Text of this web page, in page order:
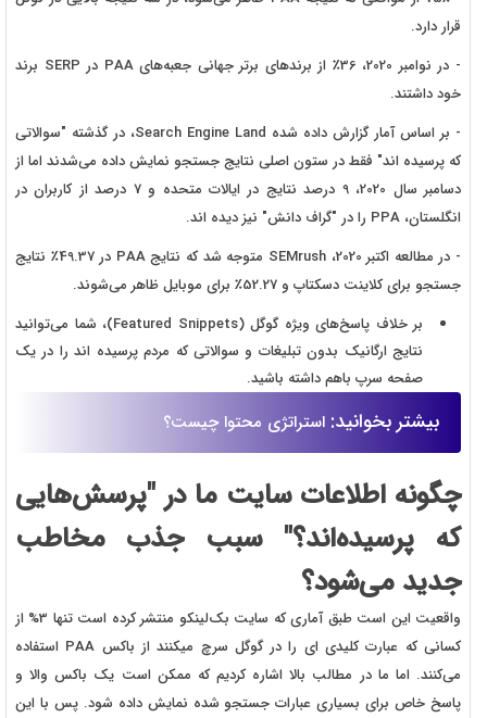
قرار دارد.
- در نوامبر 2020، 36٪ از برندهای برتر جهانی جعبه‌های PAA در SERP برند
خود داشتند.
- بر اساس آمار گزارش داده شده Search Engine Land، در گذشته "سوالاتی
که پرسیده اند" فقط در ستون اصلی نتایج جستجو نمایش داده می‌شدند اما از
دسامبر سال 2020، 9 درصد نتایج در ایالات متحده و 7 درصد از کاربران در
انگلستان، PPA را در "گراف دانش" نیز دیده اند.
- در مطالعه اکتبر 2020، SEMrush متوجه شد که نتایج PAA در 49.37٪ نتایج
جستجو برای کلاینت دسکتاپ و 52.27٪ برای موبایل ظاهر می‌شوند.
بر خلاف پاسخ‌های ویژه گوگل (Featured Snippets)، شما می‌توانید
نتایج ارگانیک بدون تبلیغات و سوالاتی که مردم پرسیده اند را در یک
صفحه سرپ باهم داشته باشید.
بیشتر بخوانید: استراتژی محتوا چیست؟
چگونه اطلاعات سایت ما در "پرسش‌هایی
که پرسیده‌اند؟" سبب جذب مخاطب
جدید می‌شود؟
واقعیت این است طبق آماری که سایت بک‌لینکو منتشر کرده است تنها 3% از
کسانی که عبارت کلیدی ای را در گوگل سرچ میکنند از باکس PAA استفاده
می‌کنند. اما ما در مطالب بالا اشاره کردیم که ممکن است یک باکس والا و
پاسخ خاص برای بسیاری عبارات جستجو شده نمایش داده شود. پس با این